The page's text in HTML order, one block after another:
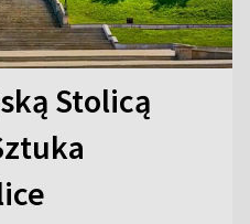
Stolicą